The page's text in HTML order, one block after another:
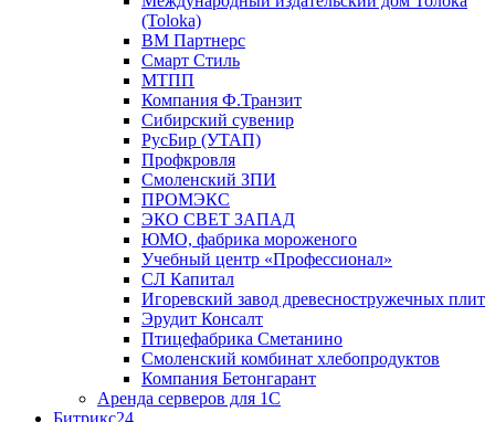
(Toloka)
ВМ Партнерс
Смарт Стиль
МТПП
Компания Ф.Транзит
Сибирский сувенир
РусБир (УТАП)
Профкровля
Смоленский ЗПИ
ПРОМЭКС
ЭКО СВЕТ ЗАПАД
ЮМО, фабрика мороженого
Учебный центр «Профессионал»
СЛ Капитал
Игоревский завод древесностружечных плит
Эрудит Консалт
Птицефабрика Сметанино
Смоленский комбинат хлебопродуктов
Компания Бетонгарант
Аренда серверов для 1С
Битрикс24